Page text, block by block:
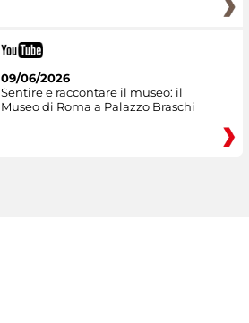
09/06/2026
Sentire e raccontare il museo: il
Museo di Roma a Palazzo Braschi